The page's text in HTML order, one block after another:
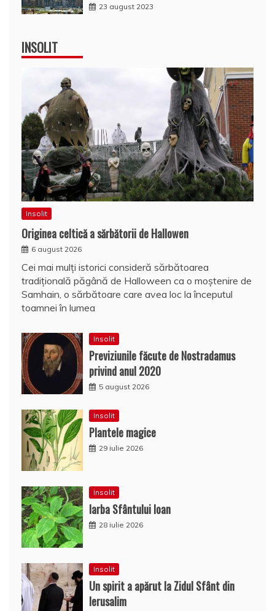
23 august 2023
INSOLIT
Insolit
Originea celtică a sărbătorii de Hallowen
6 august 2026
Cei mai mulți istorici consideră sărbătoarea
tradițională păgână de Halloween ca o moștenire de
Samhain, o sărbătoare care avea loc la începutul
toamnei în lumea
Insolit
Previziunile făcute de Nostradamus
privind anul 2020
5 august 2026
Insolit
Plantele magice
29 iulie 2026
Insolit
Iarba Sfântului Ioan
28 iulie 2026
Insolit
Un spirit a apărut la Zidul Sfânt din
Ierusalim